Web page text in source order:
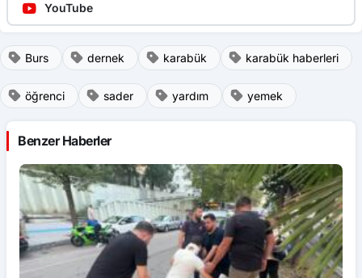
YouTube
Burs dernek karabük karabük haberleri
öğrenci sader yardım yemek
Benzer Haberler